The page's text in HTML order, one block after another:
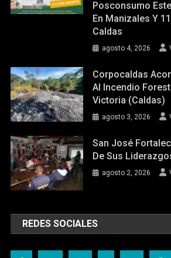
Posconsumo
En Manizales Y
Caldas
agosto 4, 2026
Corpocaldas
Al Incendio
Victoria (Caldas)
agosto 3, 2026
San José
De Sus
agosto 2, 2026
REDES SOCIALES